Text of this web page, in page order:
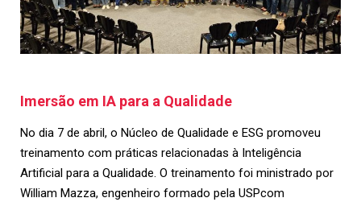
Imersão em IA para a Qualidade
No dia 7 de abril, o Núcleo de Qualidade e ESG promoveu
treinamento com práticas relacionadas à Inteligência
Artificial para a Qualidade. O treinamento foi ministrado por
William Mazza, engenheiro formado pela USPcom